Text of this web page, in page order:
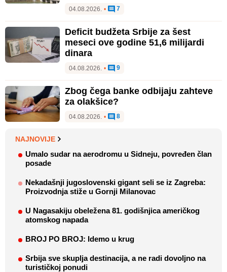
04.08.2026. • 7
Deficit budžeta Srbije za šest
meseci ove godine 51,6 milijardi
dinara
04.08.2026. • 9
Zbog čega banke odbijaju zahteve
za olakšice?
04.08.2026. • 8
NAJNOVIJE
Umalo sudar na aerodromu u Sidneju, povređen član
posade
Nekadašnji jugoslovenski gigant seli se iz Zagreba:
Proizvodnja stiže u Gornji Milanovac
U Nagasakiju obeležena 81. godišnjica američkog
atomskog napada
BROJ PO BROJ: Idemo u krug
Srbija sve skuplja destinacija, a ne radi dovoljno na
turističkoj ponudi